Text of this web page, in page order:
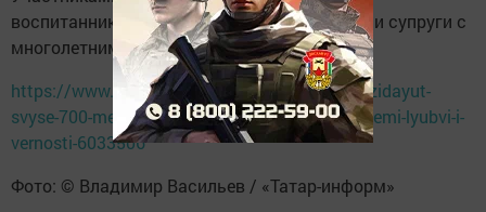
воспитанники социальных учреждений, так и супруги с
многолетним стажем семейной жизни.
https://www.tatar-inform.ru/news/tatarstan-ozidayut-
svyse-700-meropriyatii-posvyashhennyx-dnyu-semi-lyubvi-i-
vernosti-6033506
Фото: © Владимир Васильев / «Татар-информ»